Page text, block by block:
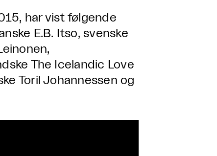
har vist følgende
E.B. Itso, svenske
The Icelandic Love
Toril Johannessen og